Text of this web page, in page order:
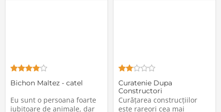
Bichon Maltez - catel
Eu sunt o persoana foarte
iubitoare de animale, dar
Curatenie Dupa
Constructori
Curățarea construcțiilor
este rareori cea mai